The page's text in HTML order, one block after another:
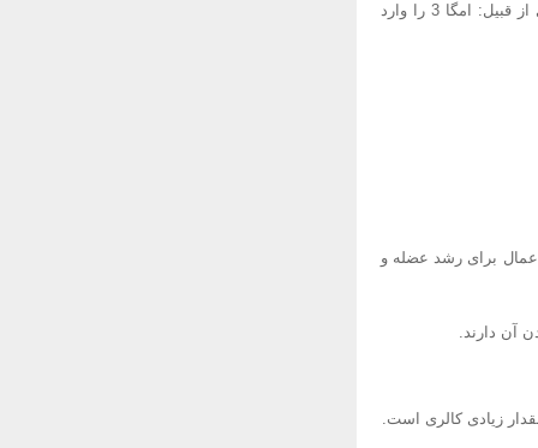
اگر می خواهید بدنتان عضلانی و محکم باشد، باید چربی غذای خود را کم کنید. اما باید چربی های ضروری از قبیل: امگا 3 را وارد
برای رشد عضله و